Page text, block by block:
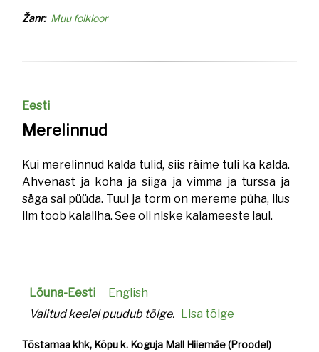
Žanr Muu folkloor
Eesti
Merelinnud
Kui merelinnud kalda tulid, siis räime tuli ka kalda.
Ahvenast ja koha ja siiga ja vimma ja turssa ja
säga sai püüda. Tuul ja torm on mereme püha, ilus
ilm toob kalaliha. See oli niske kalameeste laul.
Lõuna-Eesti
English
Valitud keelel puudub tõlge. Lisa tõlge
Tõstamaa khk, Kõpu k. Koguja Mall Hiiemäe (Proodel)